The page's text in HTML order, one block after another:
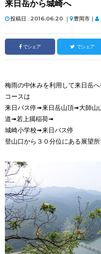
来日岳から城崎へ
投稿日 : 2016.06.20 ｜ 豊岡市｜
でシェア でシェア
梅雨の中休みを利用して来日岳
コースは
来日バス停➟来日岳山頂➟大師山
道➟若上臈稲荷➟
城崎小学校➟来日バス停
登山口から３０分位にある展望所